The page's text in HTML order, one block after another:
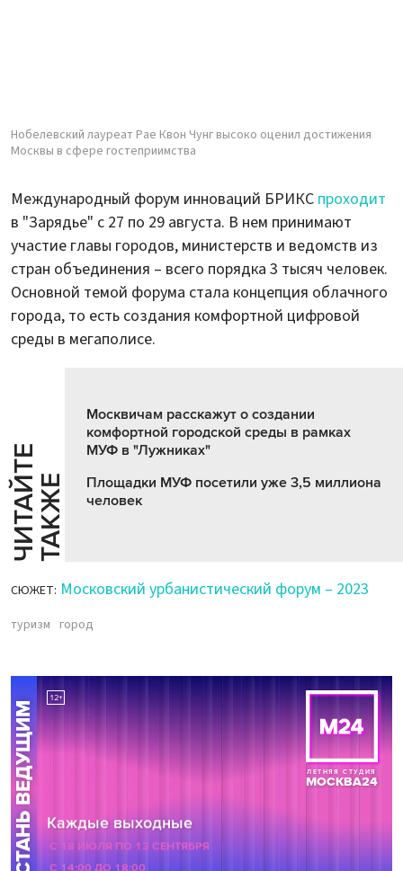
Нобелевский лауреат Рае Квон Чунг высоко оценил достижения
Москвы в сфере гостеприимства
Международный форум инноваций БРИКС проходит
в "Зарядье" с 27 по 29 августа. В нем принимают
участие главы городов, министерств и ведомств из
стран объединения – всего порядка 3 тысяч человек.
Основной темой форума стала концепция облачного
города, то есть создания комфортной цифровой
среды в мегаполисе.
Ч
И
Т
АЙ
Т
Е
Т
А
К
ЖЕ
Москвичам расскажут о создании
комфортной городской среды в рамках
МУФ в "Лужниках"
Площадки МУФ посетили уже 3,5 миллиона
человек
СЮЖЕТ: Московский урбанистический форум – 2023
туризм город